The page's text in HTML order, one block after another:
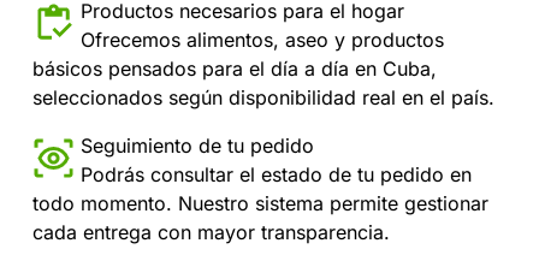
Productos necesarios para el hogar
Ofrecemos alimentos, aseo y productos
básicos pensados para el día a día en Cuba,
seleccionados según disponibilidad real en el país.
Seguimiento de tu pedido
Podrás consultar el estado de tu pedido en
todo momento. Nuestro sistema permite gestionar
cada entrega con mayor transparencia.